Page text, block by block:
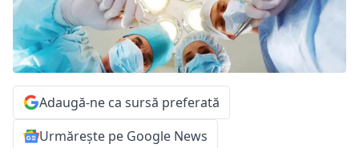
Adaugă-ne ca sursă preferată
Urmărește pe Google News